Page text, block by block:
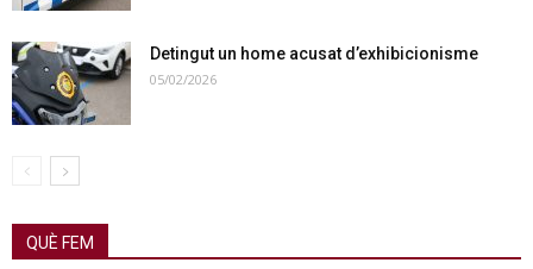
Detingut un home acusat d’exhibicionisme
05/02/2026
QUÈ FEM